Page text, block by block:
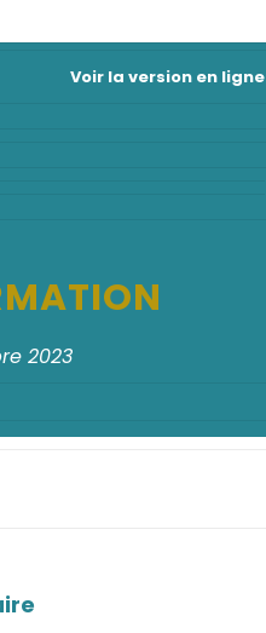
Voir la version en ligne
2023